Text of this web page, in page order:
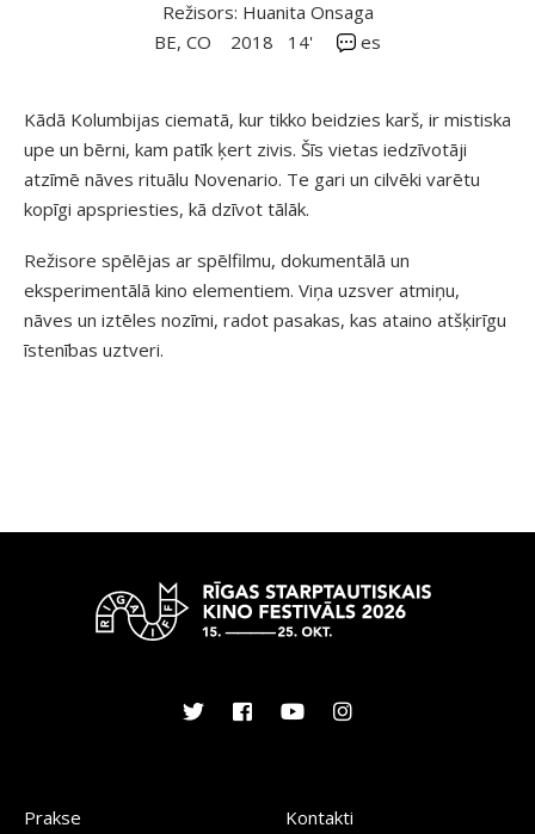
Režisors: Huanita Onsaga
BE, CO
2018 14' es
Kādā Kolumbijas ciematā, kur tikko beidzies karš, ir mistiska
upe un bērni, kam patīk ķert zivis. Šīs vietas iedzīvotāji
atzīmē nāves rituālu Novenario. Te gari un cilvēki varētu
kopīgi apspriesties, kā dzīvot tālāk.
Režisore spēlējas ar spēlfilmu, dokumentālā un
eksperimentālā kino elementiem. Viņa uzsver atmiņu,
nāves un iztēles nozīmi, radot pasakas, kas ataino atšķirīgu
īstenības uztveri.
Prakse
Kontakti